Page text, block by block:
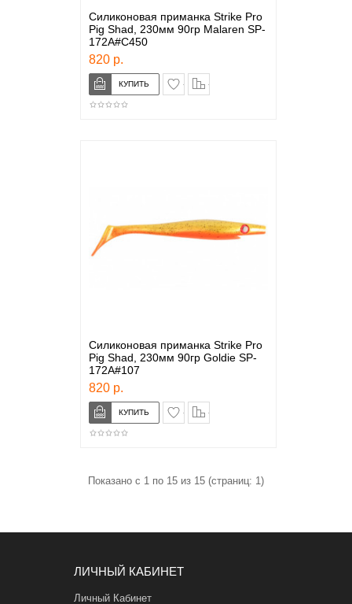
Силиконовая приманка Strike Pro
Pig Shad, 230мм 90гр Malaren SP-
172A#C450
820 р.
в закладки
Силиконовая приманка Strike Pro
Pig Shad, 230мм 90гр Goldie SP-
172A#107
820 р.
в закладки
Показано с 1 по 15 из 15 (страниц: 1)
ЛИЧНЫЙ КАБИНЕТ
Личный Кабинет